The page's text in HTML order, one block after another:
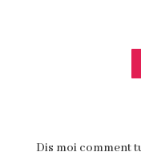
Dis moi comment